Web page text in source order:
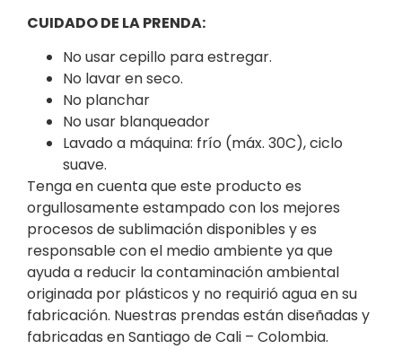
CUIDADO DE LA PRENDA:
No usar cepillo para estregar.
No lavar en seco.
No planchar
No usar blanqueador
Lavado a máquina: frío (máx. 30C), ciclo
suave.
Tenga en cuenta que este producto es
orgullosamente estampado con los mejores
procesos de sublimación disponibles y es
responsable con el medio ambiente ya que
ayuda a reducir la contaminación ambiental
originada por plásticos y no requirió agua en su
fabricación. Nuestras prendas están diseñadas y
fabricadas en Santiago de Cali – Colombia.